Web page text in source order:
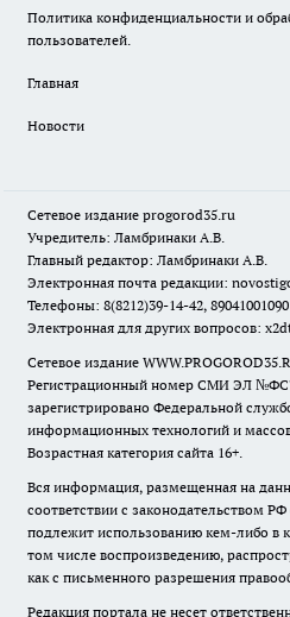
Политика конфиденциальности и
пользователей.
Главная
Новости
Сетевое издание progorod35.ru
Учредитель: Ламбринаки А.В.
Главный редактор: Ламбринаки А.В.
Электронная почта редакции:
Телефоны: 8(8212)39-14-42, 89041001090
Электронная для других вопросов:
Сетевое издание
Регистрационный номер СМИ ЭЛ
зарегистрировано Федеральной
информационных технологий и
Возрастная категория сайта 16+.
Вся информация, размещенная на
соответствии с законодательством
подлежит использованию кем-либо в
том числе воспроизведению,
как с письменного разрешения
Редакция портала не несет